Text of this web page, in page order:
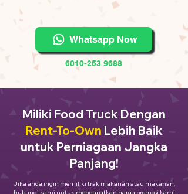
Whatsapp Now
6010-253 9688
Miliki Food Truck Dengan
Rent-To-Own Lebih Baik
untuk Perniagaan Jangka
Panjang!
Jika anda ingin memiliki trak makanan atau makanan,